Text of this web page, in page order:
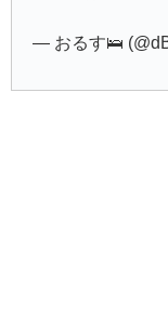
— おるす🛌